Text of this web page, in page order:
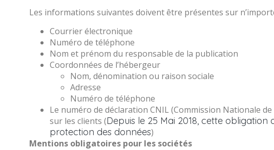
Les informations suivantes doivent être présentes sur
Courrier électronique
Numéro de téléphone
Nom et prénom du responsable de la publication
Coordonnées de l’hébergeur
Nom, dénomination ou raison sociale
Adresse
Numéro de téléphone
Le numéro de déclaration CNIL (Commission Nationale
sur les clients (Depuis le 25 Mai 2018, cette
protection des données)
Mentions obligatoires pour les sociétés